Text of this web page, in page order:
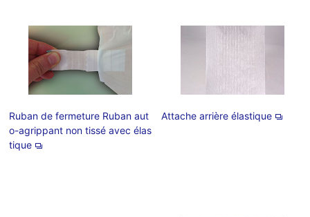
Ruban de fermeture Ruban aut
o-agrippant non tissé avec élas
tique
Attache arrière élastique